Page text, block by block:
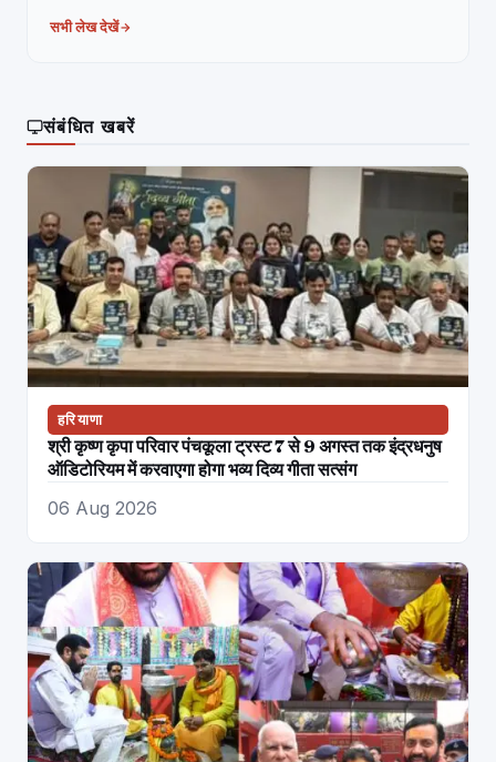
सभी लेख देखें
संबंधित खबरें
हरियाणा
श्री कृष्ण कृपा परिवार पंचकूला ट्रस्ट 7 से 9 अगस्त तक इंद्रधनुष
ऑडिटोरियम में करवाएगा होगा भव्य दिव्य गीता सत्संग
06 Aug 2026